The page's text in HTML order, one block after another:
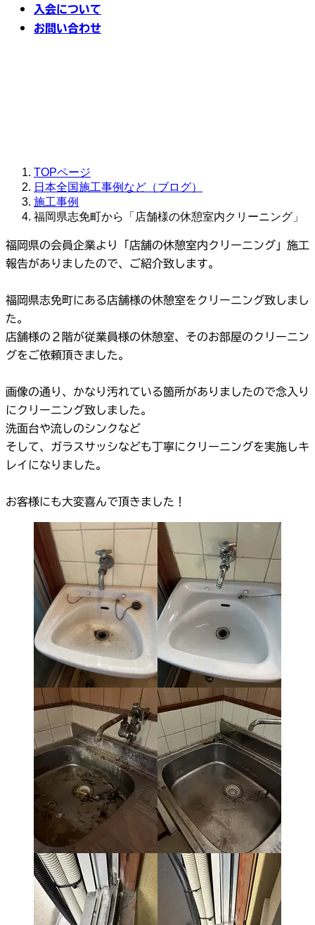
入会について
お問い合わせ
TOPページ
日本全国施工事例など（ブログ）
施工事例
福岡県志免町から「店舗様の休憩室内クリーニング」
福岡県の会員企業より「店舗の休憩室内クリーニング」施工
報告がありましたので、ご紹介致します。
福岡県志免町にある店舗様の休憩室をクリーニング致しまし
た。
店舗様の２階が従業員様の休憩室、そのお部屋のクリーニン
グをご依頼頂きました。
画像の通り、かなり汚れている箇所がありましたので念入り
にクリーニング致しました。
洗面台や流しのシンクなど
そして、ガラスサッシなども丁寧にクリーニングを実施しキ
レイになりました。
お客様にも大変喜んで頂きました！